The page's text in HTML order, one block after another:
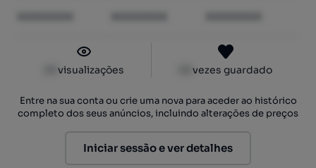
visualizações vezes guardado
Entre na sua conta ou crie uma nova para aceder ao histórico
completo dos seus anúncios, incluindo alterações de preços
Iniciar sessão e ver detalhes